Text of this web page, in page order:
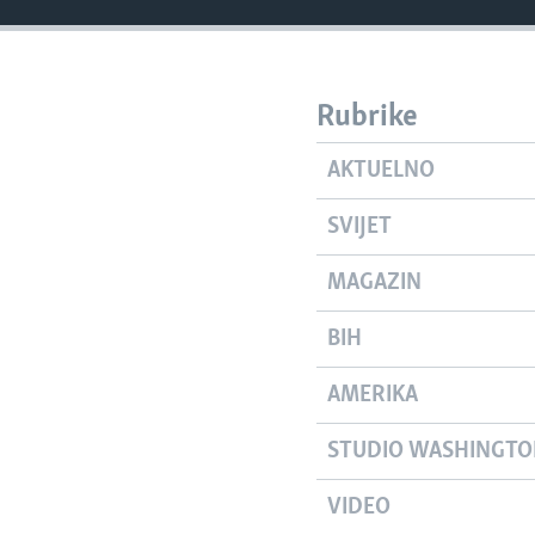
Rubrike
AKTUELNO
SVIJET
MAGAZIN
BIH
AMERIKA
STUDIO
VIDEO